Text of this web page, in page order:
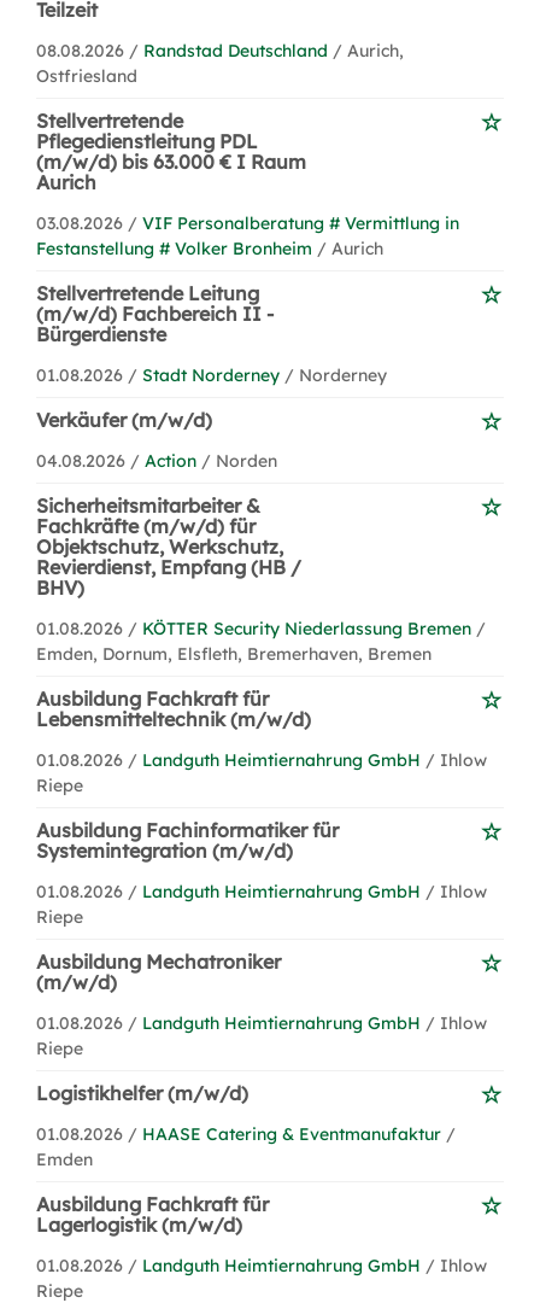
Teilzeit
08.08.2026 / Randstad Deutschland / Aurich,
Ostfriesland
Stellvertretende
Pflegedienstleitung PDL
(m/w/d) bis 63.000 € I Raum
Aurich
03.08.2026 / VIF Personalberatung # Vermittlung in
Festanstellung # Volker Bronheim / Aurich
Stellvertretende Leitung
(m/w/d) Fachbereich II -
Bürgerdienste
01.08.2026 / Stadt Norderney / Norderney
Verkäufer (m/w/d)
04.08.2026 / Action / Norden
Sicherheitsmitarbeiter &
Fachkräfte (m/w/d) für
Objektschutz, Werkschutz,
Revierdienst, Empfang (HB /
BHV)
01.08.2026 / KÖTTER Security Niederlassung Bremen /
Emden, Dornum, Elsfleth, Bremerhaven, Bremen
Ausbildung Fachkraft für
Lebensmitteltechnik (m/w/d)
01.08.2026 / Landguth Heimtiernahrung GmbH / Ihlow
Riepe
Ausbildung Fachinformatiker für
Systemintegration (m/w/d)
01.08.2026 / Landguth Heimtiernahrung GmbH / Ihlow
Riepe
Ausbildung Mechatroniker
(m/w/d)
01.08.2026 / Landguth Heimtiernahrung GmbH / Ihlow
Riepe
Logistikhelfer (m/w/d)
01.08.2026 / HAASE Catering & Eventmanufaktur /
Emden
Ausbildung Fachkraft für
Lagerlogistik (m/w/d)
01.08.2026 / Landguth Heimtiernahrung GmbH / Ihlow
Riepe